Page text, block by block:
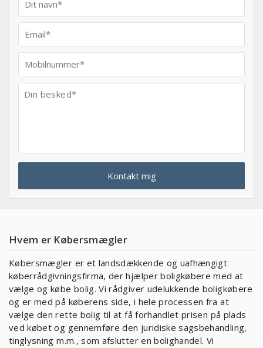
Hvem er Købersmægler
Købersmægler er et landsdækkende og uafhængigt
køberrådgivningsfirma, der hjælper boligkøbere med at
vælge og købe bolig. Vi rådgiver udelukkende boligkøbere
og er med på køberens side, i hele processen fra at
vælge den rette bolig til at få forhandlet prisen på plads
ved købet og gennemføre den juridiske sagsbehandling,
tinglysning m.m., som afslutter en bolighandel. Vi